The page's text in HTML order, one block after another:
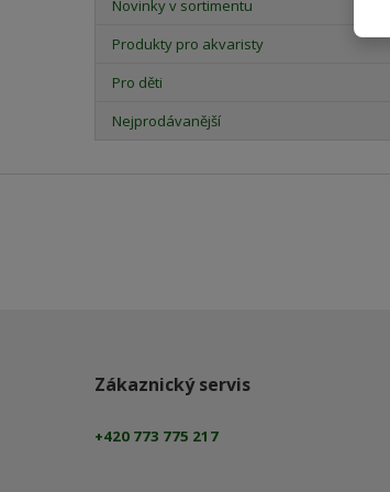
Novinky v sortimentu
Produkty pro akvaristy
Pro děti
Nejprodávanější
Zákaznický servis
+420 773 775 217